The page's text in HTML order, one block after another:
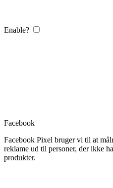
Enable?
Facebook
Facebook Pixel bruger vi til at
reklame ud til personer, der ikke
produkter.